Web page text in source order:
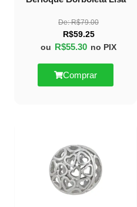
De:R$79.00
R$59.25
ou R$55.30 no PIX
Comprar